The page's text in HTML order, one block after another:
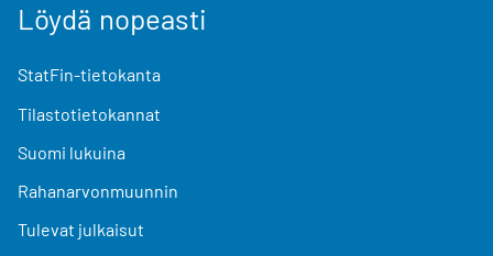
Löydä nopeasti
StatFin-tietokanta
Tilastotietokannat
Suomi lukuina
Rahanarvonmuunnin
Tulevat julkaisut